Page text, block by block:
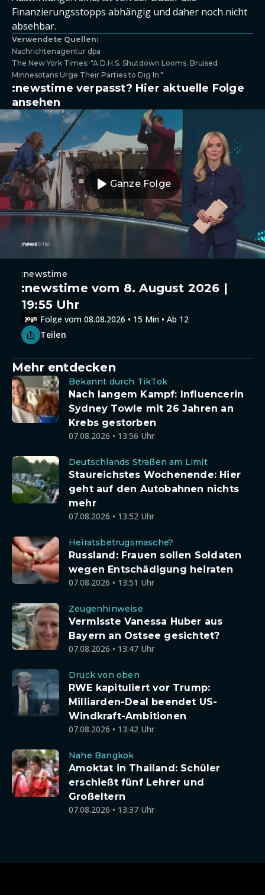
Finanzierungsstopps abhängig und daher noch nicht
absehbar.
Verwendete Quellen:
Nachrichtenagentur dpa
The New York Times: "A D.H.S. Shutdown Looms. Bruised
Minnesotans Urge Their Parties to Dig In."
:newstime verpasst? Hier aktuelle Folge
ansehen
Ganze Folge
:newstime
:newstime vom 8. August 2026 |
19:55 Uhr
Folge vom 08.08.2026 • 15 Min • Ab 12
Teilen
Mehr entdecken
Bekannt durch TikTok
Nach langem Kampf: Influencerin
Sydney Towle mit 26 Jahren an
Krebs gestorben
07.08.2026 • 13:56 Uhr
Deutschlands Straßen am Limit
Staureichstes Wochenende: Hier
geht auf den Autobahnen nichts
mehr
07.08.2026 • 13:52 Uhr
Heiratsbetrugsmasche?
Russland: Frauen sollen Soldaten
wegen Entschädigung heiraten
07.08.2026 • 13:51 Uhr
Zeugenhinweise
Vermisste Vanessa Huber aus
Bayern an Ostsee gesichtet?
07.08.2026 • 13:47 Uhr
Druck von oben
RWE kapituliert vor Trump:
Milliarden-Deal beendet US-
Windkraft-Ambitionen
07.08.2026 • 13:42 Uhr
Nahe Bangkok
Amoktat in Thailand: Schüler
erschießt fünf Lehrer und
Großeltern
07.08.2026 • 13:37 Uhr